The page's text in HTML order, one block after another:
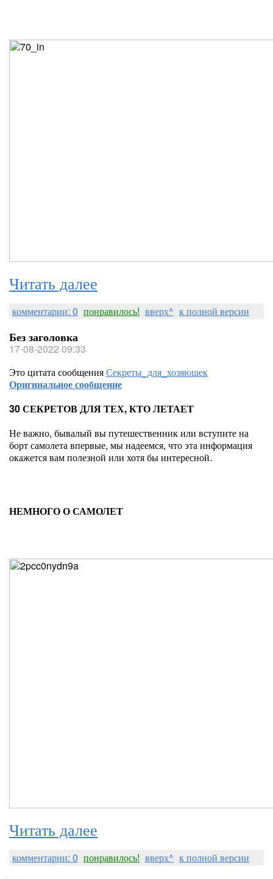
Читать далее
комментарии: 0 понравилось! вверх^ к полной версии
Без заголовка
17-08-2022 09:33
Это цитата сообщенияСекреты_для_хозяюшек
Оригинальное сообщение
30 СЕКРЕТОВ ДЛЯ ТЕХ, КТО ЛЕТАЕТ
Не важно, бывалый вы путешественник или вступите на
борт самолета впервые, мы надеемся, что эта информация
окажется вам полезной или хотя бы интересной.
НЕМНОГО О САМОЛЕТ
Читать далее
комментарии: 0 понравилось! вверх^ к полной версии